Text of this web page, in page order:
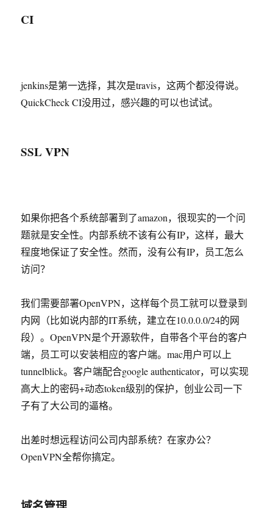
CI
jenkins是第一选择，其次是travis，这两个都没得说。
QuickCheck CI没用过，感兴趣的可以也试试。
SSL VPN
如果你把各个系统部署到了amazon，很现实的一个问
题就是安全性。内部系统不该有公有IP，这样，最大
程度地保证了安全性。然而，没有公有IP，员工怎么
访问？
我们需要部署OpenVPN，这样每个员工就可以登录到
内网（比如说内部的IT系统，建立在10.0.0.0/24的网
段）。OpenVPN是个开源软件，自带各个平台的客户
端，员工可以安装相应的客户端。mac用户可以上
tunnelblick。客户端配合google authenticator，可以实现
高大上的密码+动态token级别的保护，创业公司一下
子有了大公司的逼格。
出差时想远程访问公司内部系统？在家办公？
OpenVPN全帮你搞定。